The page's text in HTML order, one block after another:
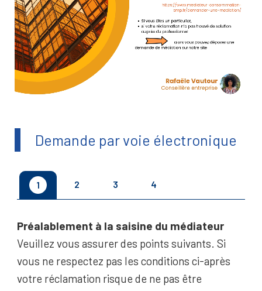
Demande par voie électronique
1 2 3 4
Préalablement à la saisine du médiateur
Veuillez vous assurer des points suivants. Si
vous ne respectez pas les conditions ci-après
votre réclamation risque de ne pas être